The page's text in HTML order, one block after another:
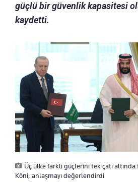
güçlü bir güvenlik kapasitesi
kaydetti.
Üç ülke farklı güçlerini tek çatı altında
Köni, anlaşmayı değerlendirdi